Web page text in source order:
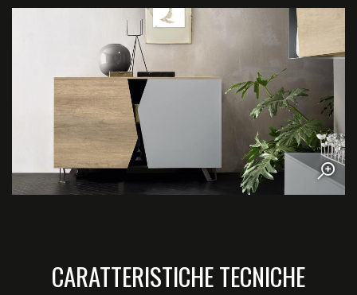
CARATTERISTICHE TECNICHE